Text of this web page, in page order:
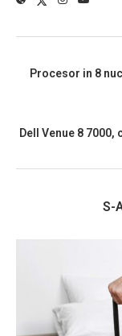
Procesor in 8
Dell Venue 8 7000,
S-